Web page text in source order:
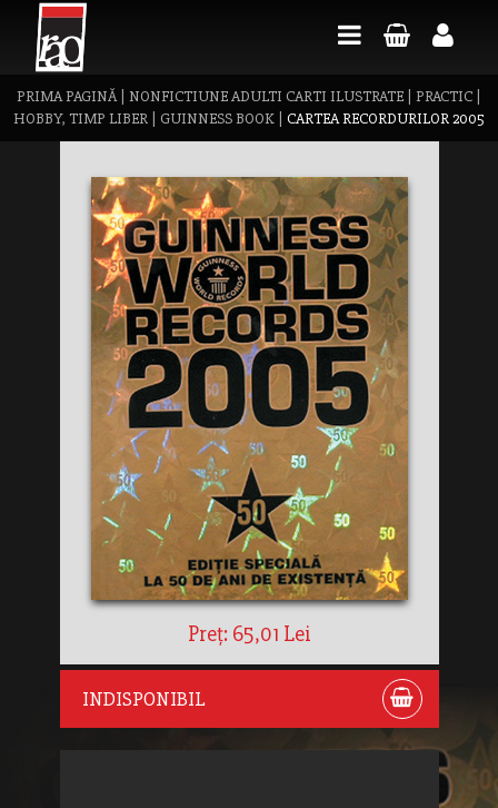
PRIMA PAGINĂ| NONFICTIUNE ADULTI CARTI ILUSTRATE PRACTIC
HOBBY, TIMP LIBER
GUINNESS BOOK CARTEA RECORDURILOR 2005
Preț: 65,01 Lei
INDISPONIBIL